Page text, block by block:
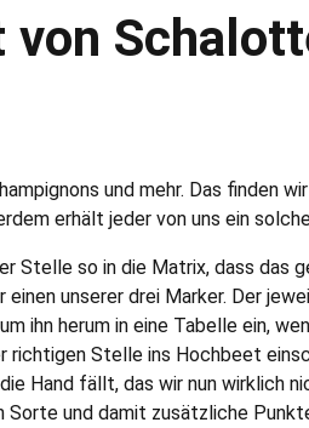
von
und mehr. Das finden
erhält jeder von uns ein
Stelle so in die Matrix, dass
unserer drei Marker. Der
ihn herum in eine Tabelle ein,
richtigen Stelle ins Hochbeet
Hand fällt, das wir nun wirklich
Sorte und damit zusätzliche